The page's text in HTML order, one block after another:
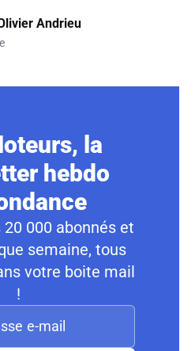
Andrieu
la
hebdo
20 000 abonnés et
semaine, tous
votre boite mail
!